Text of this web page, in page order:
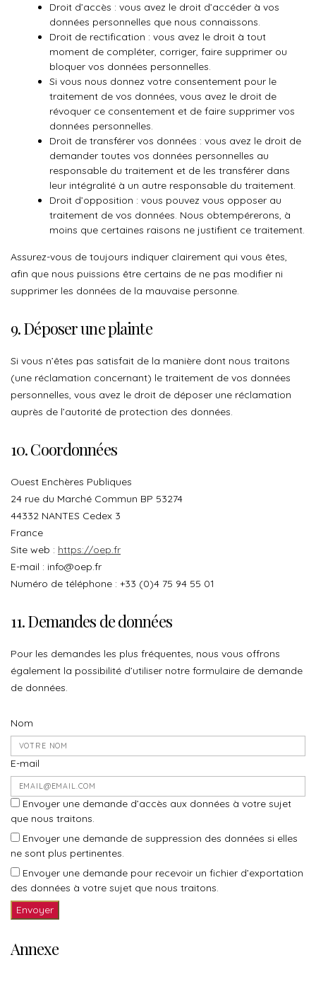
Droit d’accès : vous avez le droit d’accéder à vos
données personnelles que nous connaissons.
Droit de rectification : vous avez le droit à tout
moment de compléter, corriger, faire supprimer ou
bloquer vos données personnelles.
Si vous nous donnez votre consentement pour le
traitement de vos données, vous avez le droit de
révoquer ce consentement et de faire supprimer vos
données personnelles.
Droit de transférer vos données : vous avez le droit de
demander toutes vos données personnelles au
responsable du traitement et de les transférer dans
leur intégralité à un autre responsable du traitement.
Droit d’opposition : vous pouvez vous opposer au
traitement de vos données. Nous obtempérerons, à
moins que certaines raisons ne justifient ce traitement.
Assurez-vous de toujours indiquer clairement qui vous êtes,
afin que nous puissions être certains de ne pas modifier ni
supprimer les données de la mauvaise personne.
9. Déposer une plainte
Si vous n’êtes pas satisfait de la manière dont nous traitons
(une réclamation concernant) le traitement de vos données
personnelles, vous avez le droit de déposer une réclamation
auprès de l’autorité de protection des données.
10. Coordonnées
Ouest Enchères Publiques
24 rue du Marché Commun BP 53274
44332 NANTES Cedex 3
France
Site web : https://oep.fr
E-mail : info@oep.fr
Numéro de téléphone : +33 (0)4 75 94 55 01
11. Demandes de données
Pour les demandes les plus fréquentes, nous vous offrons
également la possibilité d’utiliser notre formulaire de demande
de données.
Nom
E-mail
Envoyer une demande d’accès aux données à votre sujet
que nous traitons.
Envoyer une demande de suppression des données si elles
ne sont plus pertinentes.
Envoyer une demande pour recevoir un fichier d’exportation
des données à votre sujet que nous traitons.
Annexe